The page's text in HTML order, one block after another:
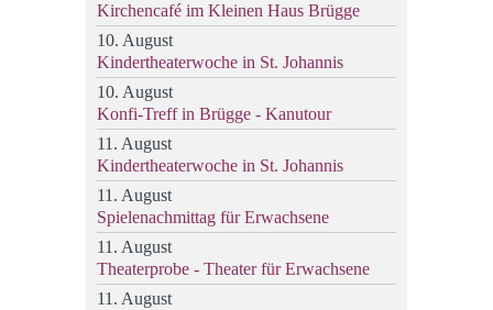
Kirchencafé im Kleinen Haus Brügge
10. August
Kindertheaterwoche in St. Johannis
10. August
Konfi-Treff in Brügge - Kanutour
11. August
Kindertheaterwoche in St. Johannis
11. August
Spielenachmittag für Erwachsene
11. August
Theaterprobe - Theater für Erwachsene
11. August